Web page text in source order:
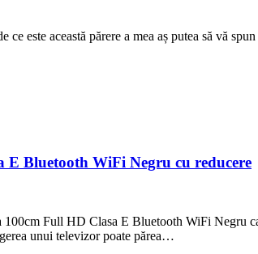
este această părere a mea aș putea să vă
E Bluetooth WiFi Negru cu reducere
Full HD Clasa E Bluetooth WiFi Negru
unui televizor poate părea…